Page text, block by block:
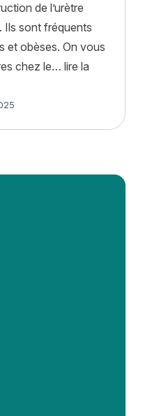
»
de l’urètre
Ils sont fréquents
et obèses. On vous
chez le… lire la
le chat : causes,